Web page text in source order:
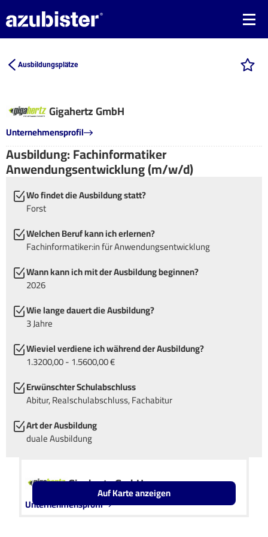
Ausbildungsplätze
Gigahertz GmbH
Unternehmensprofil
Ausbildung: Fachinformatiker
Anwendungsentwicklung (m/w/d)
Wo findet die Ausbildung statt?
Forst
Welchen Beruf kann ich erlernen?
Fachinformatiker:in für Anwendungsentwicklung
Wann kann ich mit der Ausbildung beginnen?
2026
Wie lange dauert die Ausbildung?
3 Jahre
Wieviel verdiene ich während der Ausbildung?
1.3200,00 - 1.5600,00 €
Erwünschter Schulabschluss
Abitur, Realschulabschluss, Fachabitur
Art der Ausbildung
duale Ausbildung
Gigahertz GmbH
Unternehmensprofil Leaflet OpenStreetMap2
Auf Karte anzeigen